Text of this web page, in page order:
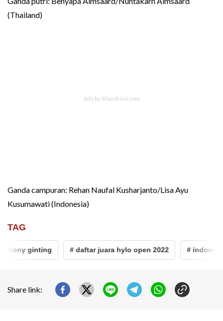
(Thailand)
Ganda campuran: Rehan Naufal Kusharjanto/Lisa Ayu
Kusumawati (Indonesia)
TAG
ginting # daftar juara hylo open 2022 # indonesia
Share link: